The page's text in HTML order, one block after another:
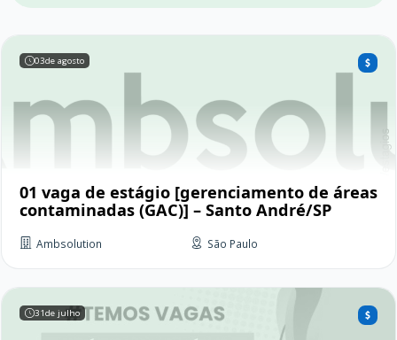
03de agosto
01 vaga de estágio [gerenciamento de áreas
contaminadas (GAC)] – Santo André/SP
Ambsolution São Paulo
31de julho